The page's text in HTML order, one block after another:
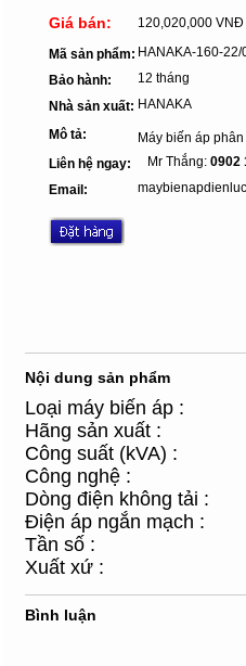
Giá bán: 120,020,000 VNĐ
Mã sản phẩm: HANAKA-160-22/
Bảo hành:
12 tháng
Nhà sản xuất: HANAKA
Mô tả:
Máy biến áp
Liên hệ ngay:
Mr Thắng: 0902
Email:
Nội dung sản phẩm
Loại máy biến áp :
Hãng sản xuất :
Công suất (kVA) :
Công nghệ :
Dòng điện không tải :
Điện áp ngắn mạch :
Tần số :
Xuất xứ :
Bình luận